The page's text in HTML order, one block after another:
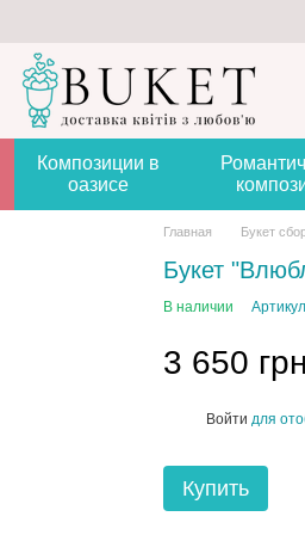
Композиции в
оазисе
Главная Букет
Букет
В наличии
3 650 грн
Войти для
Купить